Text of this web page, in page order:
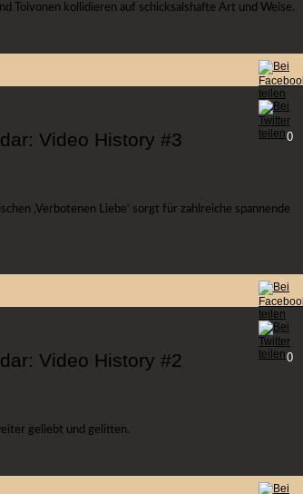
Toivonen kollidieren auf schicksalshafte Art und Weise.
Video History #3 0
‚Verbotenen Liebe‘ sorgt für zahlreiche spannende
Video History #2 0
geliebt und gelitten.